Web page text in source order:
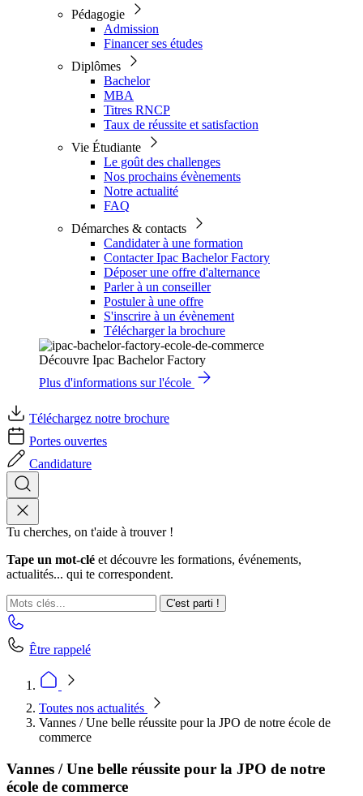
Pédagogie
Admission
Financer ses études
Diplômes
Bachelor
MBA
Titres RNCP
Taux de réussite et satisfaction
Vie Étudiante
Le goût des challenges
Nos prochains évènements
Notre actualité
FAQ
Démarches & contacts
Candidater à une formation
Contacter Ipac Bachelor Factory
Déposer une offre d'alternance
Parler à un conseiller
Postuler à une offre
S'inscrire à un évènement
Télécharger la brochure
Découvre Ipac Bachelor Factory
Plus d'informations sur l'école
Téléchargez notre brochure
Portes ouvertes
Candidature
Tu cherches, on t'aide à trouver !
Tape un mot-clé et découvre les formations, événements,
actualités... qui te correspondent.
C'est parti !
Être rappelé
Toutes nos actualités
Vannes / Une belle réussite pour la JPO de notre école de
commerce
Vannes / Une belle réussite pour la JPO de notre
école de commerce